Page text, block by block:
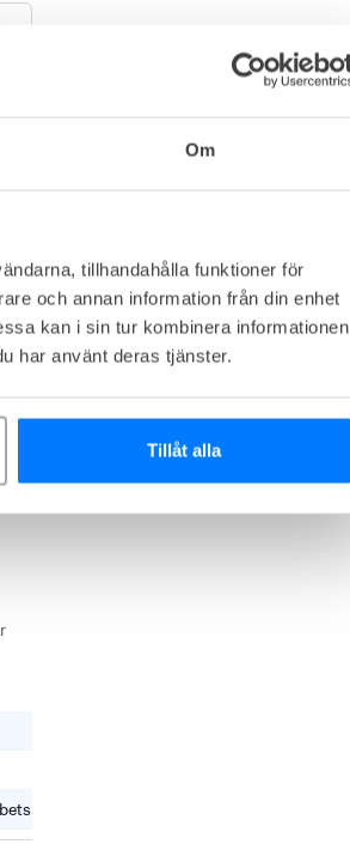
Om
tillhandahålla funktioner för
och annan information från din enhet
kan i sin tur kombinera informationen
har använt deras tjänster.
Tillåt alla